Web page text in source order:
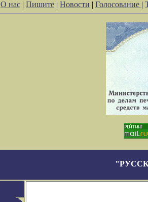
О нас | Пишите | Новости | Голосование |